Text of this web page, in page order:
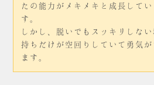
たの能力がメキメキと成長して
す。
しかし、脱いでもスッキリしな
持ちだけが空回りしていて勇気
ます。